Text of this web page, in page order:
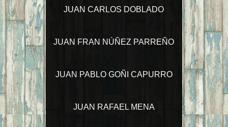
JUAN CARLOS DOBLADO
JUAN FRAN NÚÑEZ PARREÑO
JUAN PABLO GOÑI CAPURRO
JUAN RAFAEL MENA